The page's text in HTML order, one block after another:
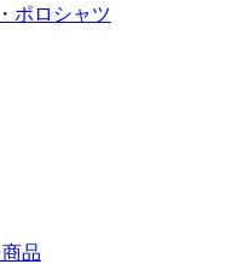
ポロシャツ
品